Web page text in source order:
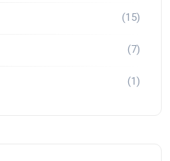
(15)
(7)
(1)